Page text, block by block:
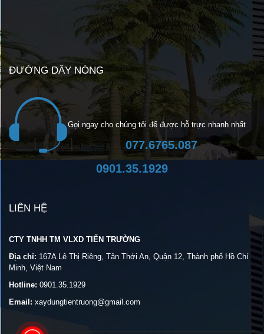
ĐƯỜNG DÂY NÓNG
Gọi ngay cho chúng tôi để được hỗ trực nhanh nhất
077.6765.087
0901.35.1929
LIÊN HỆ
CTY TNHH TM VLXD TIẾN TRƯỜNG
Địa chỉ: 167A Lê Thị Riêng, Tân Thới An, Quận 12, Thành phố Hồ Chí
Minh, Việt Nam
Hotline: 0901.35.1929
Email: xaydungtientruong@gmail.com